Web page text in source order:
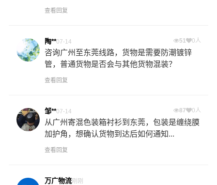
查看回复
陶**07-14 51 0人
咨询广州至东莞线路，货物是需要防潮镀锌
管，普通货物是否会与其他货物混装？
查看回复
邹**07-14 87 0人
从广州寄混色装箱衬衫到东莞，包装是缠绕膜
加护角，想确认货物到达后如何通知...
查看回复
万广物流刚刚